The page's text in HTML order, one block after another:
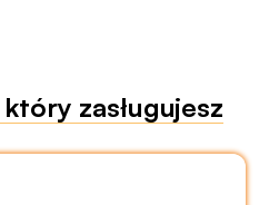
zasługujesz